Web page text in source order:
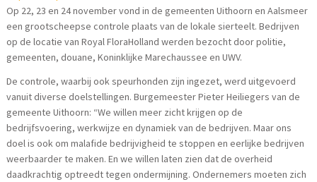
Op 22, 23 en 24 november vond in de gemeenten Uithoorn en Aalsmeer
een grootscheepse controle plaats van de lokale sierteelt. Bedrijven
op de locatie van Royal FloraHolland werden bezocht door politie,
gemeenten, douane, Koninklijke Marechaussee en UWV.
De controle, waarbij ook speurhonden zijn ingezet, werd uitgevoerd
vanuit diverse doelstellingen. Burgemeester Pieter Heiliegers van de
gemeente Uithoorn: “We willen meer zicht krijgen op de
bedrijfsvoering, werkwijze en dynamiek van de bedrijven. Maar ons
doel is ook om malafide bedrijvigheid te stoppen en eerlijke bedrijven
weerbaarder te maken. En we willen laten zien dat de overheid
daadkrachtig optreedt tegen ondermijning. Ondernemers moeten zich